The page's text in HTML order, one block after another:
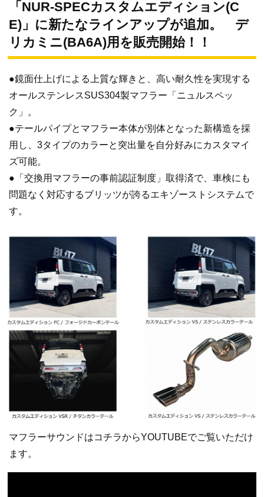
「NUR-SPECカスタムエディション(C
E)」に新たなラインアップが追加。 デ
リカミニ(BA6A)用を販売開始！！
●鏡面仕上げによる上質な輝きと、高い耐久性を実現する
オールステンレスSUS304製マフラー「ニュルスペッ
ク」。
●テールパイプとマフラー本体が別体となった新構造を採
用し、3タイプのカラーと突出量を自分好みにカスタマイ
ズ可能。
●「交換用マフラーの事前認証制度」取得済で、車検にも
問題なく対応するブリッツが誇るエキゾーストシステムで
す。
マフラーサウンドはコチラからYOUTUBEでご覧いただけ
ます。